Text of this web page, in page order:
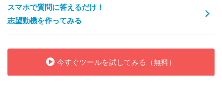
スマホで質問に答えるだけ！
志望動機を作ってみる
今すぐツールを試してみる（無料）